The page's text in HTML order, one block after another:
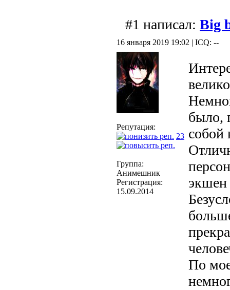
#1 написал: Big
16 января 2019 19:02 | ICQ: --
Репутация:
23
Группа:
Анимешник
Регистрация:
15.09.2014
было,
собой
экшен
По